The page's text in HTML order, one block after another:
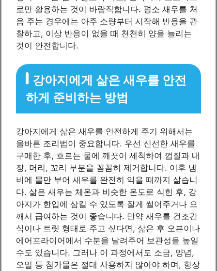
로만 활용하는 것이 바람직합니다. 평소 새우를 처
음 주는 경우에는 아주 소량부터 시작해 반응을 관
찰하고, 이상 반응이 없을 때 천천히 양을 늘리는
것이 안전합니다.
강아지에게 삶은 새우를 안전
하게 준비하는 방법
강아지에게 삶은 새우를 안전하게 주기 위해서는
올바른 조리법이 중요합니다. 우선 신선한 새우를
구매한 후, 흐르는 물에 깨끗이 세척하여 껍질과 내
장, 머리, 꼬리 부분을 꼼꼼히 제거합니다. 이후 냄
비에 물만 부어 새우를 완전히 익을 때까지 삶습니
다. 삶은 새우는 체온과 비슷한 온도로 식힌 후, 강
아지가 한입에 삼킬 수 있도록 잘게 썰어주거나 으
깨서 급여하는 것이 좋습니다. 만약 새우를 건조간
식이나 트릿 형태로 주고 싶다면, 삶은 후 오븐이나
에어프라이어에서 수분을 날려주어 보관성을 높일
수도 있습니다. 그러나 이 과정에서도 소금, 양념,
오일 등 첨가물은 절대 사용하지 않아야 하며, 항상